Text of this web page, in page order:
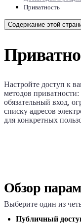
Приватность
Содержание этой
Настройте доступ к
методов
обязательный вход,
списку адресов
для конкретных
Обзор
Выберите один из
Публичный